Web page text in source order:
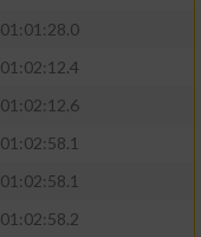
01:01:28.0
01:02:12.4
01:02:12.6
01:02:58.1
01:02:58.1
01:02:58.2